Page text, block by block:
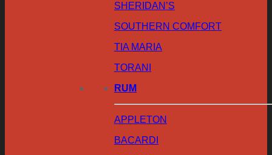
SHERIDAN’S
SOUTHERN COMFORT
TIA MARIA
TORANI
RUM
APPLETON
BACARDI